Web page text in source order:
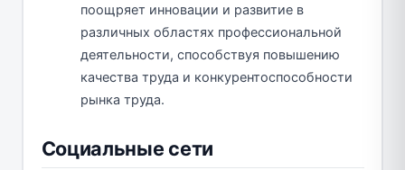
поощряет инновации и развитие в
различных областях профессиональной
деятельности, способствуя повышению
качества труда и конкурентоспособности
рынка труда.
Социальные сети